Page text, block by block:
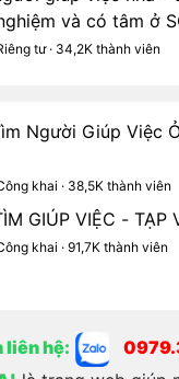
và có tâm ở
tư · 34,2K thành viên
Người Giúp Việc
khai · 38,5K thành viên
GIÚP VIỆC - TẠP
khai · 91,7K thành viên
liên hệ: